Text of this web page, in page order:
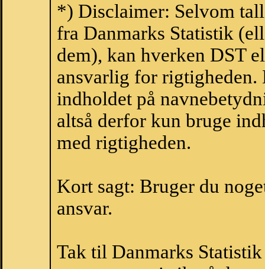
*) Disclaimer: Selvom
fra Danmarks Statistik
dem), kan hverken DST
ansvarlig for
indholdet på
altså derfor kun bruge
med rigtigheden.
Kort sagt: Bruger du
ansvar.
Tak til Danmarks